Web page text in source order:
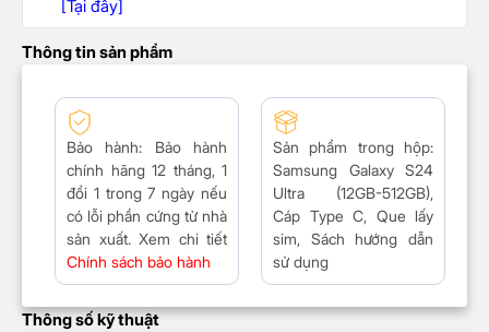
[Tại đây]
Thông tin sản phẩm
Bảo hành: Bảo hành
chính hãng 12 tháng, 1
đổi 1 trong 7 ngày nếu
có lỗi phần cứng từ nhà
sản xuất. Xem chi tiết
Chính sách bảo hành
Sản phẩm trong hộp:
Samsung Galaxy S24
Ultra (12GB-512GB),
Cáp Type C, Que lấy
sim, Sách hướng dẫn
sử dụng
Thông số kỹ thuật